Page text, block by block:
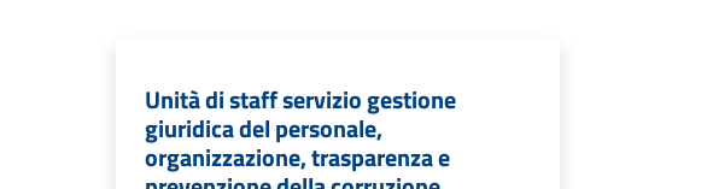
Unità di staff servizio gestione
giuridica del personale,
organizzazione, trasparenza e